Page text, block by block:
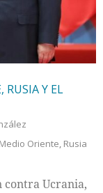
RUSIA Y EL
Medio Oriente, Rusia
contra Ucrania,